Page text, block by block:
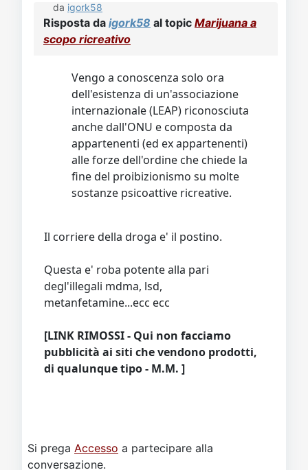
da igork58
Risposta da igork58 al topic Marijuana a
scopo ricreativo
Vengo a conoscenza solo ora
dell'esistenza di un'associazione
internazionale (LEAP) riconosciuta
anche dall'ONU e composta da
appartenenti (ed ex appartenenti)
alle forze dell'ordine che chiede la
fine del proibizionismo su molte
sostanze psicoattive ricreative.
Il corriere della droga e' il postino.
Questa e' roba potente alla pari
degl'illegali mdma, lsd,
metanfetamine...ecc ecc
[LINK RIMOSSI - Qui non facciamo
pubblicità ai siti che vendono prodotti,
di qualunque tipo - M.M. ]
Si prega Accesso a partecipare alla
conversazione.